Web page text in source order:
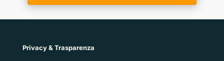
Privacy & Trasparenza